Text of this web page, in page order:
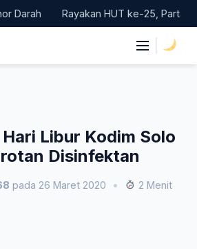
Rayakan HUT ke-25, Partai
Libur Kodim Solo
Disinfektan
pada 26 Maret 2020 •
2 Menit